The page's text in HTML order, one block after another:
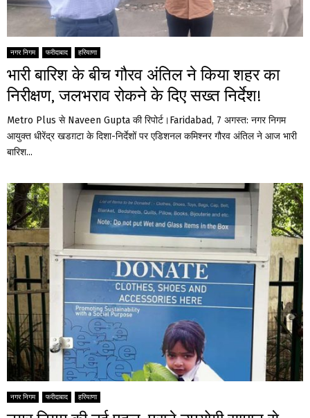
नगर निगम फरीदाबाद हरियाणा
भारी बारिश के बीच गौरव अंतिल ने किया शहर का
निरीक्षण, जलभराव रोकने के दिए सख्त निर्देश!
Metro Plus से Naveen Gupta की रिपोर्ट।Faridabad, 7 अगस्त: नगर निगम
आयुक्त धीरेंद्र खडग़टा के दिशा-निर्देशों पर एडिशनल कमिश्नर गौरव अंतिल ने आज भारी
बारिश...
नगर निगम फरीदाबाद हरियाणा